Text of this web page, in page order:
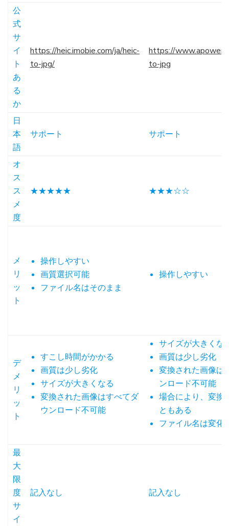
公
式
サ
イ
ト
あ
る
か
https://heic.imobie.com/ja/heic-
to-jpg/
https://
to-jpg
日
本
語
サポート サポート
オ
ス
ス
メ
度
★★★★★ ★★★☆☆
メ
リ
ッ
ト
操作しやすい
画質選択可能
ファイル名はそのまま
操作しやすい
デ
メ
リ
ッ
ト
すこし時間がかかる
画質は少し劣化
サイズが大きくなる
変換された画像はすべてダ
ウンロード不可能
サイズが大きくな
画質は少し劣化
変換された画像は
ンロード不可能
場合により、変換
ともある
ファイル名は変化
最
大
限
度
サ
イ
記入なし 記入なし